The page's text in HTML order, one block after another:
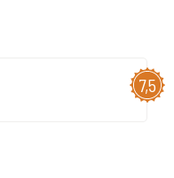
7,5